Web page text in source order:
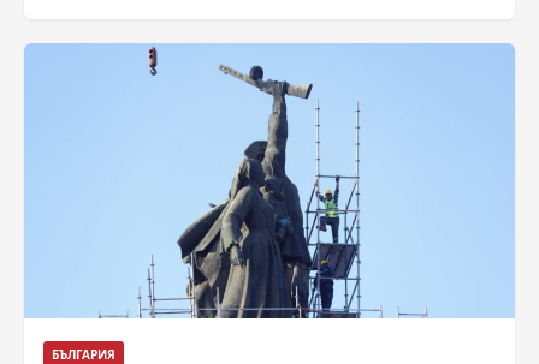
БЪЛГАРИЯ